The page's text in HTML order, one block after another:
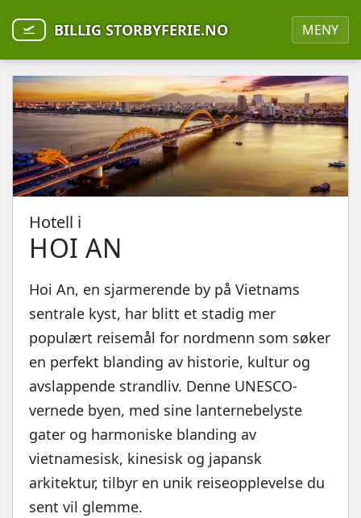
BILLIG STORBYFERIE.NO MENY
Hotell i
HOI AN
Hoi An, en sjarmerende by på Vietnams
sentrale kyst, har blitt et stadig mer
populært reisemål for nordmenn som søker
en perfekt blanding av historie, kultur og
avslappende strandliv. Denne UNESCO-
vernede byen, med sine lanternebelyste
gater og harmoniske blanding av
vietnamesisk, kinesisk og japansk
arkitektur, tilbyr en unik reiseopplevelse du
sent vil glemme.